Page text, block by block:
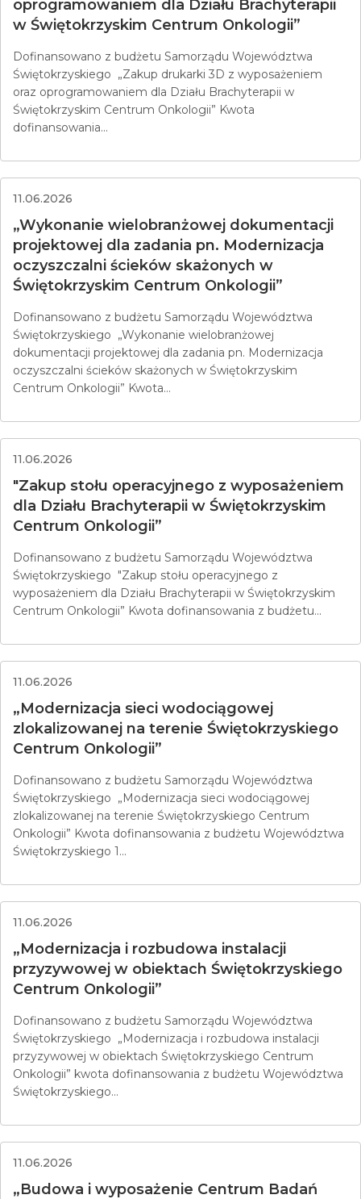
oprogramowaniem dla Działu Brachyterapii
w Świętokrzyskim Centrum Onkologii”
Dofinansowano z budżetu Samorządu Województwa
Świętokrzyskiego „Zakup drukarki 3D z wyposażeniem
oraz oprogramowaniem dla Działu Brachyterapii w
Świętokrzyskim Centrum Onkologii” Kwota
dofinansowania...
11.06.2026
„Wykonanie wielobranżowej dokumentacji
projektowej dla zadania pn. Modernizacja
oczyszczalni ścieków skażonych w
Świętokrzyskim Centrum Onkologii”
Dofinansowano z budżetu Samorządu Województwa
Świętokrzyskiego „Wykonanie wielobranżowej
dokumentacji projektowej dla zadania pn. Modernizacja
oczyszczalni ścieków skażonych w Świętokrzyskim
Centrum Onkologii” Kwota...
11.06.2026
"Zakup stołu operacyjnego z wyposażeniem
dla Działu Brachyterapii w Świętokrzyskim
Centrum Onkologii”
Dofinansowano z budżetu Samorządu Województwa
Świętokrzyskiego "Zakup stołu operacyjnego z
wyposażeniem dla Działu Brachyterapii w Świętokrzyskim
Centrum Onkologii” Kwota dofinansowania z budżetu...
11.06.2026
„Modernizacja sieci wodociągowej
zlokalizowanej na terenie Świętokrzyskiego
Centrum Onkologii”
Dofinansowano z budżetu Samorządu Województwa
Świętokrzyskiego „Modernizacja sieci wodociągowej
zlokalizowanej na terenie Świętokrzyskiego Centrum
Onkologii” Kwota dofinansowania z budżetu Województwa
Świętokrzyskiego 1...
11.06.2026
„Modernizacja i rozbudowa instalacji
przyzywowej w obiektach Świętokrzyskiego
Centrum Onkologii”
Dofinansowano z budżetu Samorządu Województwa
Świętokrzyskiego „Modernizacja i rozbudowa instalacji
przyzywowej w obiektach Świętokrzyskiego Centrum
Onkologii” kwota dofinansowania z budżetu Województwa
Świętokrzyskiego...
11.06.2026
„Budowa i wyposażenie Centrum Badań